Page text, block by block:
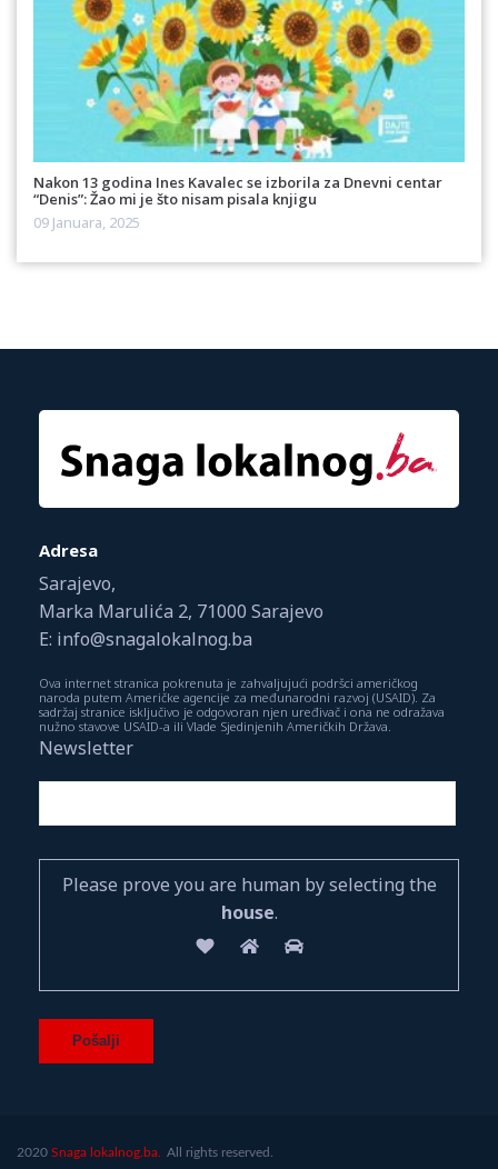
Nakon 13 godina Ines Kavalec se izborila za Dnevni centar
“Denis”: Žao mi je što nisam pisala knjigu
09 Januara, 2025
Adresa
Sarajevo,
Marka Marulića 2, 71000 Sarajevo
E: info@snagalokalnog.ba
Ova internet stranica pokrenuta je zahvaljujući podršci američkog
naroda putem Američke agencije za međunarodni razvoj (USAID). Za
sadržaj stranice isključivo je odgovoran njen uređivač i ona ne odražava
nužno stavove USAID-a ili Vlade Sjedinjenih Američkih Država.
Newsletter
Please prove you are human by selecting the
house.
2020 Snaga lokalnog.ba. All rights reserved.